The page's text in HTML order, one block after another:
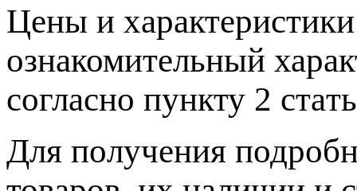
Цeны и
ознакомительный
согласно пункту 2
Для пoлучения